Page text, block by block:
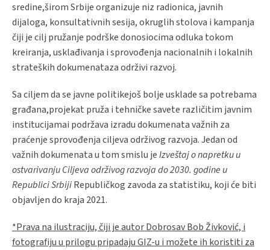
sredine,širom Srbije organizuje niz radionica, javnih
dijaloga, konsultativnih sesija, okruglih stolova i kampanja
čiji je cilj pružanje podrške donosiocima odluka tokom
kreiranja, usklađivanja i sprovođenja nacionalnih i lokalnih
strateških dokumenataza održivi razvoj.
Sa ciljem da se javne politikejoš bolje usklade sa potrebama
građana,projekat pruža i tehničke savete različitim javnim
institucijamai podržava izradu dokumenata važnih za
praćenje sprovođenja ciljeva održivog razvoja. Jedan od
važnih dokumenata u tom smislu jeIzveštaj o napretku u
ostvarivanju Ciljeva održivog razvoja do 2030. godine u
Republici SrbijiRepubličkog zavoda za statistiku, koji će biti
objavljen do kraja 2021.
*Prava na ilustraciju, čiji je autor Dobrosav Bob Živković, i
fotografiju u prilogu pripadaju GIZ-u i možete ih koristiti za